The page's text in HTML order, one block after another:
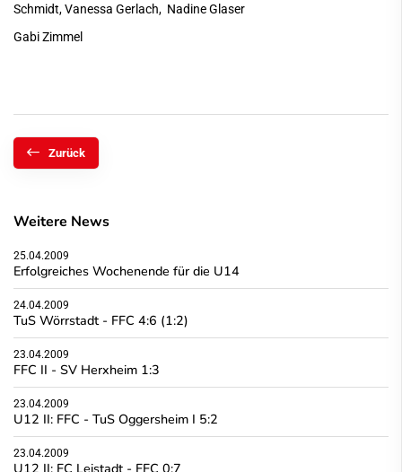
Schmidt, Vanessa Gerlach, Nadine Glaser
Gabi Zimmel
Zurück
Weitere News
25.04.2009
Erfolgreiches Wochenende für die U14
24.04.2009
TuS Wörrstadt - FFC 4:6 (1:2)
23.04.2009
FFC II - SV Herxheim 1:3
23.04.2009
U12 II: FFC - TuS Oggersheim I 5:2
23.04.2009
U12 II: FC Leistadt - FFC 0:7